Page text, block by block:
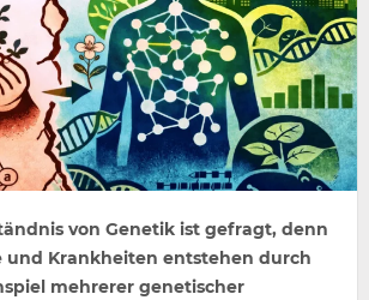
von Genetik ist gefragt, denn
und Krankheiten entstehen durch
mehrerer genetischer